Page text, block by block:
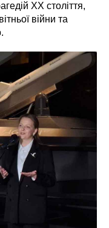
ХХ століття,
війни та